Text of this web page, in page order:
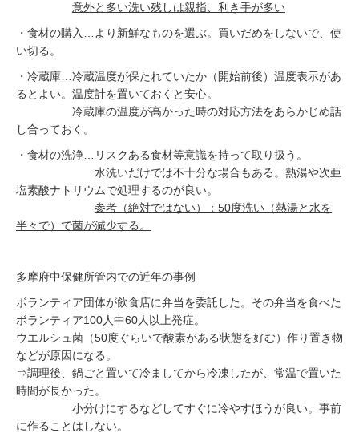
意外と多い洗い残しは親指、利き手が多い
・食材の購入…より新鮮なものを選ぶ。買いだめをしないで、使
い切る。
・冷蔵庫…冷蔵温度が保たれていたか（開始前後）温度表示があ
るとよい。温度計を置いておくと安心。
冷蔵庫の温度が高かった時の対応方法をあらかじめ話
し合っておく。
・食材の洗浄…リスクある食材等意識を持って取り扱う。
水洗いだけでは不十分な場合もある。熱湯や次亜
塩素酸ナトリウムで処理するのが良い。
参考（絶対ではない）：50度洗い（熱湯と水を
半々で）で菌が減少する。
多摩府中保健所管内での近年の事例
ボランティア団体が飲食店に弁当を委託した。 その弁当を食べた
ボランティア100人中60人以上発症。
ウエルシュ菌（50度ぐらいで酸素がある状態を好む）作り置き物
などが原因になる。
⇒調理後、鍋ごと置いて冷ましてから冷凍したが、常温で置いた
時間が長かった。
小分けにするなどしてすぐに冷やすほうが良い。 事前
に作ることはしない。